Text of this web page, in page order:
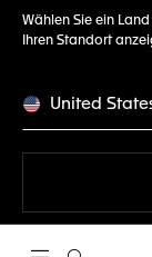
Wählen Sie ein
Ihren Standort
United